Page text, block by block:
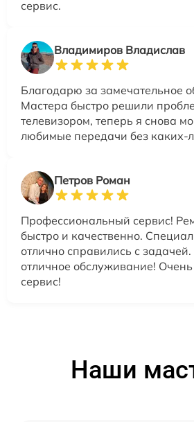
сервис.
Владимиров Владислав
Благодарю за замечательное
Мастера быстро решили
телевизором, теперь я снова
любимые передачи без каких-
Петров Роман
Профессиональный сервис!
быстро и качественно.
отлично справились с
отличное обслуживание!
сервис!
Наши